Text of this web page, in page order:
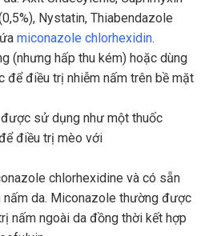
Nystatin, Thiabendazole
miconazole chlorhexidin.
(nhưng hấp thu kém) hoặc dùng
để điều trị nhiễm nấm trên bề mặt
sử dụng như một thuốc
điều trị mèo với
chlorhexidine và có sẵn
da. Miconazole thường được
nấm ngoài da đồng thời kết hợp